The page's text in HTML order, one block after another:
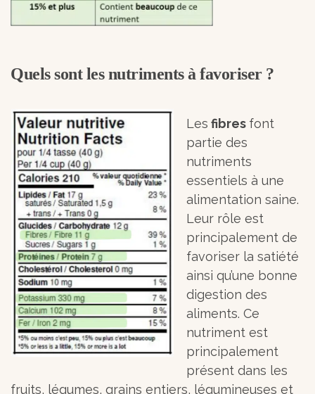
Quels sont les nutriments à favoriser ?
Les fibres font
partie des
nutriments
essentiels à une
alimentation saine.
Leur rôle est
principalement de
favoriser la satiété
ainsi qu’une bonne
digestion des
aliments. Ce
nutriment est
principalement
présent dans les
fruits, légumes, grains entiers, légumineuses et